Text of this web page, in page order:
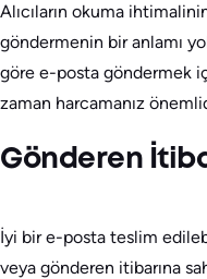
Alıcıların okuma
göndermenin bir anlamı
göre e-posta göndermek
zaman harcamanız
Gönderen
İyi bir e-posta teslim
veya gönderen itibarına